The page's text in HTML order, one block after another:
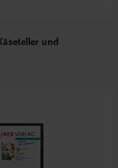
und